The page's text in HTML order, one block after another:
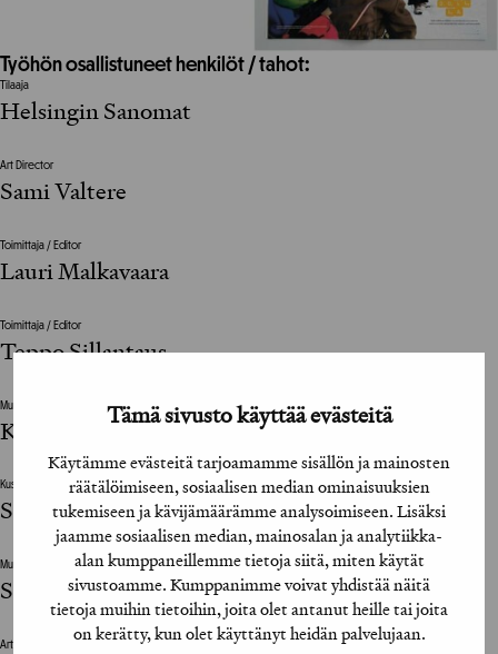
Tämä sivusto käyttää evästeitä
Käytämme evästeitä tarjoamamme sisällön ja mainosten
räätälöimiseen, sosiaalisen median ominaisuuksien
tukemiseen ja kävijämäärämme analysoimiseen. Lisäksi
jaamme sosiaalisen median, mainosalan ja analytiikka-
alan kumppaneillemme tietoja siitä, miten käytät
sivustoamme. Kumppanimme voivat yhdistää näitä
tietoja muihin tietoihin, joita olet antanut heille tai joita
on kerätty, kun olet käyttänyt heidän palvelujaan.
Työhön osallistuneet henkilöt / tahot:
Tilaaja
Helsingin Sanomat
Art Director
Sami Valtere
Toimittaja / Editor
Lauri Malkavaara
Toimittaja / Editor
Teppo Sillantaus
Muut suunnitteluun vaikuttaneet henkilöt / The design was also influenced by
Kuukausiliitteen toimitus
Kustantaja / Publisher
Sanoma News
Muut suunnitteluun vaikuttaneet henkilöt / The design was also influenced by
Sanna Tuominen
Art Director